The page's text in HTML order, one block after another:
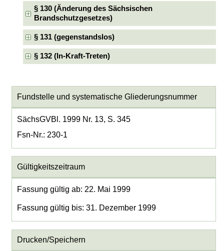
§ 130 (Änderung des Sächsischen
Brandschutzgesetzes)
§ 131 (gegenstandslos)
§ 132 (In-Kraft-Treten)
Fundstelle und systematische Gliederungsnummer
SächsGVBl. 1999 Nr. 13, S. 345
Fsn-Nr.: 230-1
Gültigkeitszeitraum
Fassung gültig ab: 22. Mai 1999
Fassung gültig bis: 31. Dezember 1999
Drucken/Speichern